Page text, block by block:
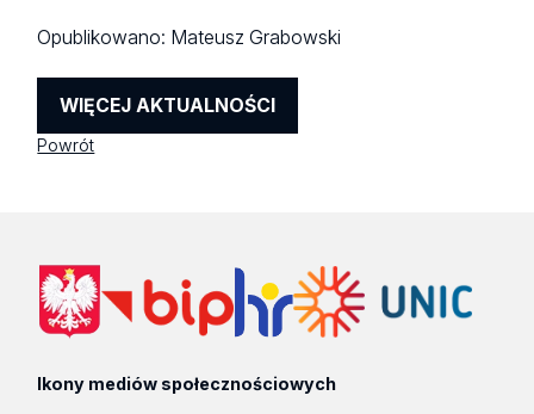
Opublikowano: Mateusz Grabowski
WIĘCEJ AKTUALNOŚCI
Powrót
Ikony mediów społecznościowych